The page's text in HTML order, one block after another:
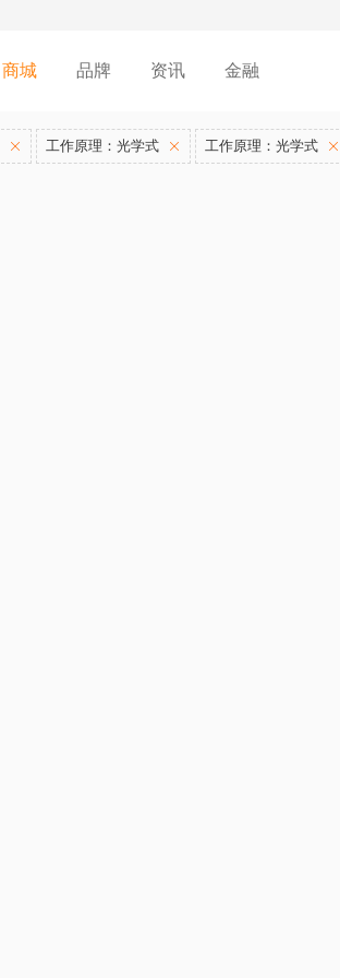
商城 品牌 资讯 金融
工作原理：光学式 工作原理：光学式